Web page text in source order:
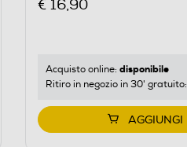
€ 16,90
Acquisto online: disponibile
Ritiro in negozio in 30' gratuito:
AGGIUNGI